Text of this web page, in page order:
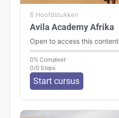
6 Hoofdstukken
Avila Academy Afrika
Open to access this content
0% Compleet
0/0 Steps
Start cursus